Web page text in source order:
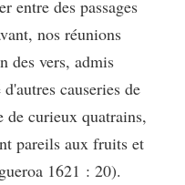
entre des passages
nos réunions
des vers, admis
causeries de
de curieux quatrains,
pareils aux fruits et
1621 : 20).